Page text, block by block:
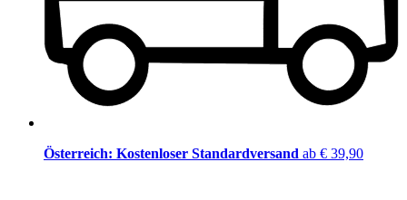
Österreich: Kostenloser Standardversand ab € 39,90